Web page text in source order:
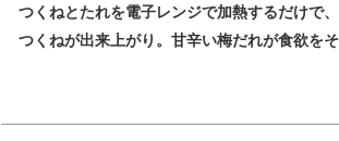
つくねとたれを電子レンジで加熱するだけで
つくねが出来上がり。甘辛い梅だれが食欲をそ